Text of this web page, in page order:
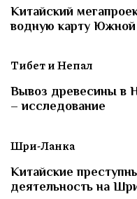
Китайский
водную карту
Тибет и Непал
Вывоз древесины в
– исследование
Шри-Ланка
Китайские
деятельность на